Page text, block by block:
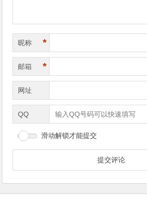
昵称 *
邮箱 *
网址
QQ
滑动解锁才能提交